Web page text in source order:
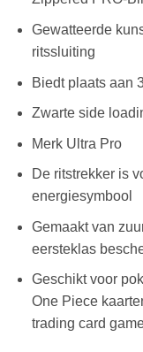
Gewatteerde
ritssluiting
Biedt plaats aan
Zwarte side
Merk Ultra Pro
De ritstrekker is
energiesymbool
Gemaakt van
eersteklas
Geschikt voor
One Piece
trading card